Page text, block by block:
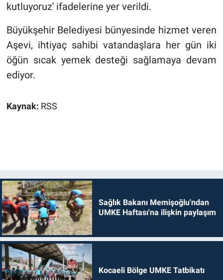
kutluyoruz' ifadelerine yer verildi.
Büyükşehir Belediyesi bünyesinde hizmet veren
Aşevi, ihtiyaç sahibi vatandaşlara her gün iki
öğün sıcak yemek desteği sağlamaya devam
ediyor.
Kaynak: RSS
Sağlık Bakanı Memişoğlu'ndan
UMKE Haftası'na ilişkin paylaşım
Kocaeli Bölge UMKE Tatbikatı